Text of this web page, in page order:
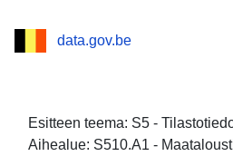
data.gov.be
Esitteen teema: S5 -
Aihealue: S510.A1 -